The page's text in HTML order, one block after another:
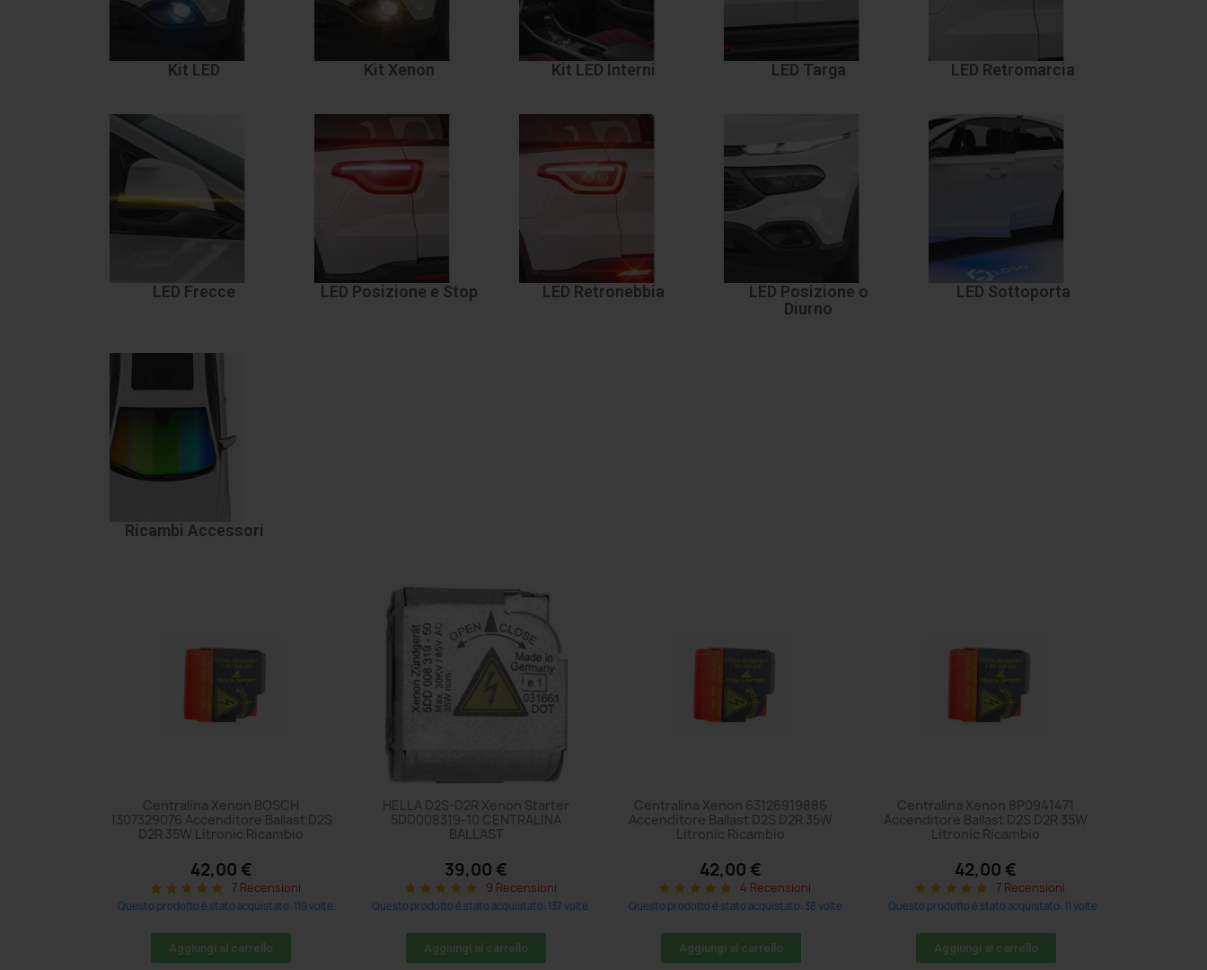
Kit LED Kit Xenon Kit LED Interni LED Targa LED Retromarcia
LED Frecce LED Posizione e Stop LED Retronebbia
LED Posizione o
Diurno
LED Sottoporta
Ricambi Accessori
Centralina Xenon BOSCH
1307329076 Accenditore Ballast D2S
D2R 35W Litronic Ricambio
42,00 €
star star star star star 7 Recensioni
Questo prodotto è stato acquistato: 119 volte
Aggiungi al carrello
HELLA D2S-D2R Xenon Starter
5DD008319-10 CENTRALINA
BALLAST
39,00 €
star star star star star 9 Recensioni
Questo prodotto è stato acquistato: 137 volte
Aggiungi al carrello
Centralina Xenon 63126919886
Accenditore Ballast D2S D2R 35W
Litronic Ricambio
42,00 €
star star star star star 4 Recensioni
Questo prodotto è stato acquistato: 38 volte
Aggiungi al carrello
Centralina Xenon 8P0941471
Accenditore Ballast D2S D2R 35W
Litronic Ricambio
42,00 €
star star star star star 7 Recensioni
Questo prodotto è stato acquistato: 11 volte
Aggiungi al carrello